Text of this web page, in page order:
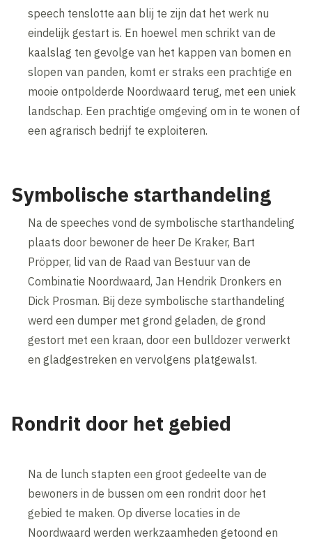
speech tenslotte aan blij te zijn dat het werk nu
eindelijk gestart is. En hoewel men schrikt van de
kaalslag ten gevolge van het kappen van bomen en
slopen van panden, komt er straks een prachtige en
mooie ontpolderde Noordwaard terug, met een uniek
landschap. Een prachtige omgeving om in te wonen of
een agrarisch bedrijf te exploiteren.
Symbolische starthandeling
Na de speeches vond de symbolische starthandeling
plaats door bewoner de heer De Kraker, Bart
Pröpper, lid van de Raad van Bestuur van de
Combinatie Noordwaard, Jan Hendrik Dronkers en
Dick Prosman. Bij deze symbolische starthandeling
werd een dumper met grond geladen, de grond
gestort met een kraan, door een bulldozer verwerkt
en gladgestreken en vervolgens platgewalst.
Rondrit door het gebied
Na de lunch stapten een groot gedeelte van de
bewoners in de bussen om een rondrit door het
gebied te maken. Op diverse locaties in de
Noordwaard werden werkzaamheden getoond en